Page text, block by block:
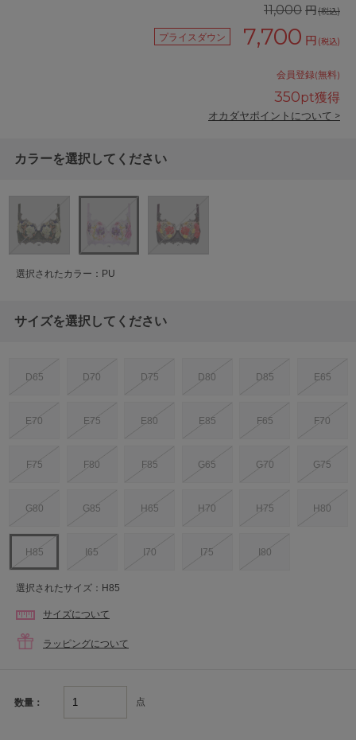
11,000 円(税込)
プライスダウン 7,700 円 (税込)
会員登録(無料)
350pt獲得
オカダヤポイントについて >
カラーを選択してください
選択されたカラー：PU
サイズを選択してください
D65 D70 D75 D80 D85 E65
E70 E75 E80 E85 F65 F70
F75 F80 F85 G65 G70 G75
G80 G85 H65 H70 H75 H80
H85 I65 I70 I75 I80
選択されたサイズ：H85
サイズについて
ラッピングについて
数量： 点